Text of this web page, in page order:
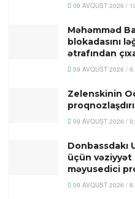
09 AVQUST 2026 /
Məhəmməd
blokadasını
ətrafından
09 AVQUST 2026 /
Zelenskinin
09 AVQUST 2026 /
Donbassdakı
üçün vəziyyət
məyusedici
09 AVQUST 2026 /